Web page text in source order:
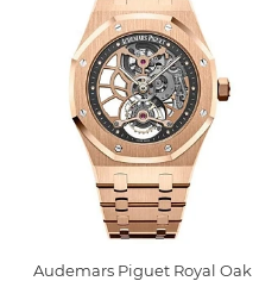
Audemars Piguet Royal Oak